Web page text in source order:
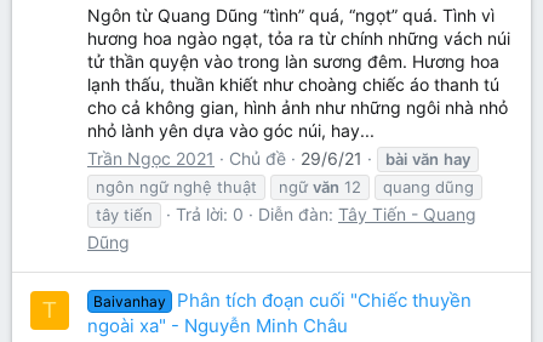
Ngôn từ Quang Dũng “tình” quá, “ngọt” quá. Tình vì
hương hoa ngào ngạt, tỏa ra từ chính những vách núi
tử thần quyện vào trong làn sương đêm. Hương hoa
lạnh thấu, thuần khiết như choàng chiếc áo thanh tú
cho cả không gian, hình ảnh như những ngôi nhà nhỏ
nhỏ lành yên dựa vào góc núi, hay...
Trần Ngọc 2021
Chủ đề 29/6/21 bài văn hay
ngôn ngữ nghệ thuật
ngữ văn 12
quang dũng
tây tiến
Trả lời: 0 Diễn đàn: Tây Tiến - Quang
Dũng
T Baivanhay
Phân tích đoạn cuối "Chiếc thuyền
ngoài xa" - Nguyễn Minh Châu